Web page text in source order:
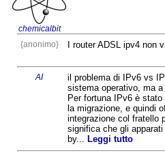
chemicalbit
{anonimo} I router ADSL ipv4 non
AI
il problema di IPv6 vs
sistema operativo, ma
Per fortuna IPv6 è
la migrazione, e quindi
integrazione col fratello
significa che gli
by...Leggi tutto